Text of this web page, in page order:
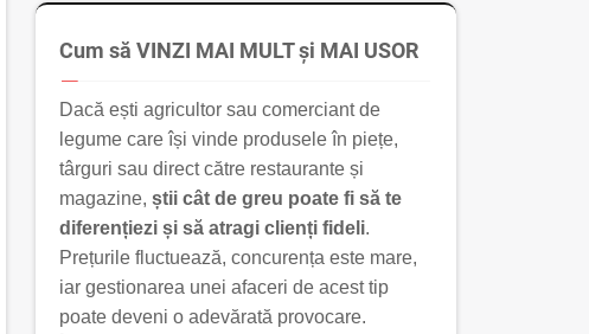
Cum să VINZI MAI MULT și MAI USOR
Dacă ești agricultor sau comerciant de
legume care își vinde produsele în piețe,
târguri sau direct către restaurante și
magazine, știi cât de greu poate fi să te
diferențiezi și să atragi clienți fideli.
Prețurile fluctuează, concurența este mare,
iar gestionarea unei afaceri de acest tip
poate deveni o adevărată provocare.